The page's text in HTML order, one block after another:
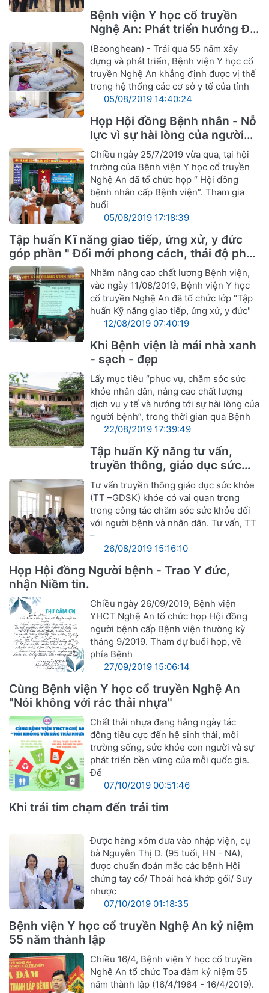
Bệnh viện Y học cổ truyền
Nghệ An: Phát triển hướng Đa
khoa Y, Dược cổ truyền
(Baonghean) - Trải qua 55 năm xây
dựng và phát triển, Bệnh viện Y học cổ
truyền Nghệ An khẳng định được vị thế
trong hệ thống các cơ sở y tế của tỉnh
05/08/2019 14:40:24
Họp Hội đồng Bệnh nhân - Nỗ
lực vì sự hài lòng của người
bệnh
Chiều ngày 25/7/2019 vừa qua, tại hội
trường của Bệnh viện Y học cổ truyền
Nghệ An đã tổ chức họp “ Hội đồng
bệnh nhân cấp Bệnh viện”. Tham gia
buổi
05/08/2019 17:18:39
Tập huấn Kĩ năng giao tiếp, ứng xử, y đức
góp phần " Đổi mới phong cách, thái độ phục
vụ cán bộ ngành Y hướng tới sự hài lòng
người bệnh"
Nhằm nâng cao chất lượng Bệnh viện,
vào ngày 11/08/2019, Bệnh viện Y học
cổ truyền Nghệ An đã tổ chức lớp "Tập
huấn Kỹ năng giao tiếp, ứng xử, y đức"
12/08/2019 07:40:19
Khi Bệnh viện là mái nhà xanh
- sạch - đẹp
Lấy mục tiêu “phục vụ, chăm sóc sức
khỏe nhân dân, nâng cao chất lượng
dịch vụ y tế và hướng tới sự hài lòng của
người bệnh”, trong thời gian qua Bệnh
22/08/2019 17:39:49
Tập huấn Kỹ năng tư vấn,
truyền thông, giáo dục sức
khỏe
Tư vấn truyền thông giáo dục sức khỏe
(TT –GDSK) khỏe có vai quan trọng
trong công tác chăm sóc sức khỏe đối
với người bệnh và nhân dân. Tư vấn, TT
–
26/08/2019 15:16:10
Họp Hội đồng Người bệnh - Trao Y đức,
nhận Niềm tin.
Chiều ngày 26/09/2019, Bệnh viện
YHCT Nghệ An tổ chức họp Hội đồng
người bệnh cấp Bệnh viện thường kỳ
tháng 9/2019. Tham dự buổi họp, về
phía Bệnh
27/09/2019 15:06:14
Cùng Bệnh viện Y học cổ truyền Nghệ An
"Nói không với rác thải nhựa"
Chất thải nhựa đang hằng ngày tác
động tiêu cực đến hệ sinh thái, môi
trường sống, sức khỏe con người và sự
phát triển bền vững của mỗi quốc gia.
Để
07/10/2019 00:51:46
Khi trái tim chạm đến trái tim
Được hàng xóm đưa vào nhập viện, cụ
bà Nguyễn Thị D. (95 tuổi, HN - NA),
được chuẩn đoán mắc các bệnh Hội
chứng tay cổ/ Thoái hoá khớp gối/ Suy
nhược
07/10/2019 01:18:35
Bệnh viện Y học cổ truyền Nghệ An kỷ niệm
55 năm thành lập
Chiều 16/4, Bệnh viện Y học cổ truyền
Nghệ An tổ chức Tọa đàm kỷ niệm 55
năm thành lập (16/4/1964 - 16/4/2019).